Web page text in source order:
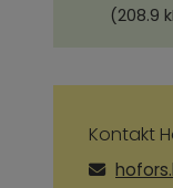
(208.9
Kontakt